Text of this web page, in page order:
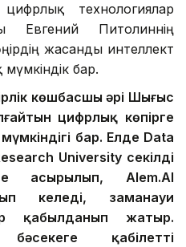
цифрлық технологиялар
Евгений Питолиннің
жасанды интеллект
бар.
көшбасшы әрі Шығыс
цифрлық көпірге
бар. Елде Data
University секілді
асырылып, Alem.AI
келеді, заманауи
қабылданып жатыр.
қабілетті